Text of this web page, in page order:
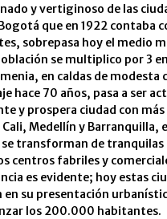
y vertiginoso de las
que en 1922 contaba
sobrepasa hoy el medio
se multiplico por 3
en caldas de modesta
hace 70 años, pasa a ser
y prospera ciudad con
Medellín y Barranquilla,
transforman de tranquilas
centros fabriles y
es evidente; hoy estas
en su presentación
los 200.000 habitantes.